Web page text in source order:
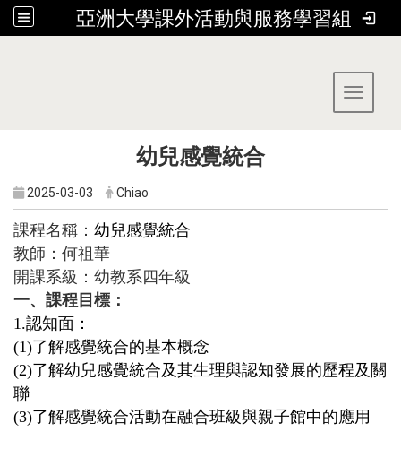
亞洲大學課外活動與服務學習組
Toggle
幼兒感覺統合
2025-03-03 Chiao
課程名稱： 幼兒感覺統合
教師：何祖華
開課系級：幼教系四年級
一、課程目標：
1.認知面：
(1)了解感覺統合的基本概念
(2)了解幼兒感覺統合及其生理與認知發展的歷程及關
聯
(3)了解感覺統合活動在融合班級與親子館中的應用